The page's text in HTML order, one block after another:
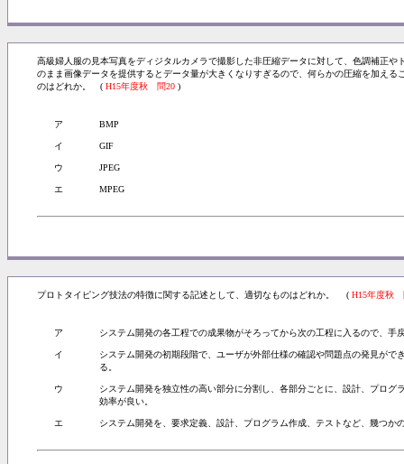
高級婦人服の見本写真をディジタルカメラで撮影した非圧縮データに対して、色調補正
のまま画像データを提供するとデータ量が大きくなりすぎるので、何らかの圧縮を加え
のはどれか。 ( H15年度秋 問20 )
ア BMP
イ GIF
ウ JPEG
エ MPEG
プロトタイピング技法の特徴に関する記述として、適切なものはどれか。 ( H15年度秋
ア システム開発の各工程での成果物がそろってから次の工程に入るので、手
イ
システム開発の初期段階で、ユーザが外部仕様の確認や問題点の発見が
る。
ウ
システム開発を独立性の高い部分に分割し、各部分ごとに、設計、プロ
効率が良い。
エ システム開発を、要求定義、設計、プログラム作成、テストなど、幾つか